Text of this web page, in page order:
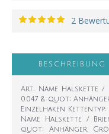
2
BESCHREIBUNG
Art: Name Halskette /
0.047 & quot; Anhänger
Einzelhaken
Name Halskette /
quot; Anhänger